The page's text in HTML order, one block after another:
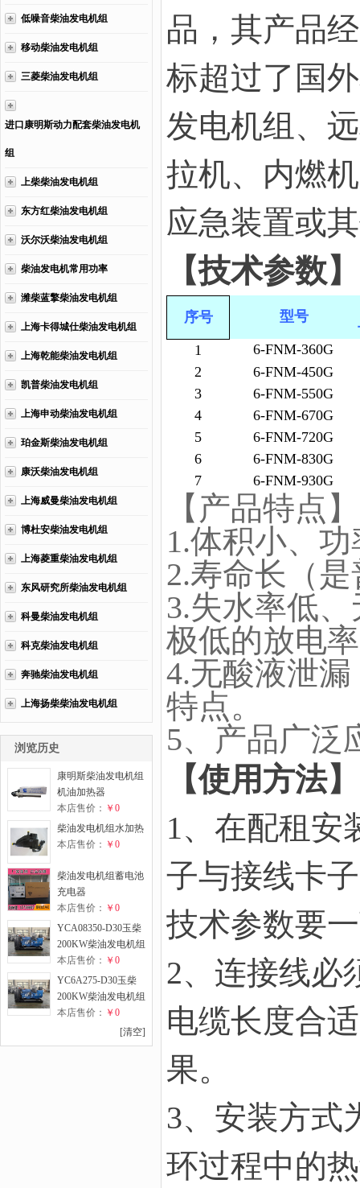
低噪音柴油发电机组
移动柴油发电机组
三菱柴油发电机组
进口康明斯动力配套柴油发电机
组
上柴柴油发电机组
东方红柴油发电机组
沃尔沃柴油发电机组
柴油发电机常用功率
潍柴蓝擎柴油发电机组
上海卡得城仕柴油发电机组
上海乾能柴油发电机组
凯普柴油发电机组
上海申动柴油发电机组
珀金斯柴油发电机组
康沃柴油发电机组
上海威曼柴油发电机组
博杜安柴油发电机组
上海菱重柴油发电机组
东风研究所柴油发电机组
科曼柴油发电机组
科克柴油发电机组
奔驰柴油发电机组
上海扬柴柴油发电机组
浏览历史
康明斯柴油发电机组
机油加热器
本店售价： ￥0
柴油发电机组水加热
本店售价： ￥0
柴油发电机组蓄电池
充电器
本店售价： ￥0
YCA08350-D30玉柴
200KW柴油发电机组
本店售价： ￥0
YC6A275-D30玉柴
200KW柴油发电机组
本店售价： ￥0
[清空]
品，其产品
标超过了国
发电机组、
拉机、内燃
应急装置或
【技术参数】
序号 型号
1
6-FNM-360G
2
6-FNM-450G
3
6-FNM-550G
4
6-FNM-670G
5
6-FNM-720G
6
6-FNM-830G
7
6-FNM-930G
【产品特点】
1.体积小、
2.寿命长（
3.失水率低
极低的放电
4.无酸液泄
特点。
5、产品广泛
【使用方法】
1、在配租安
子与接线卡
技术参数要
2、连接线必
电缆长度合
果。
3、安装方式
环过程中的